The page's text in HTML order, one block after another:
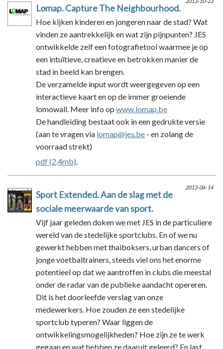
Lomap. Capture The Neighbourhood.
Hoe kijken kinderen en jongeren naar de stad? Wat
vinden ze aantrekkelijk en wat zijn pijnpunten? JES
ontwikkelde zelf een fotografietool waarmee je op
een intuïtieve, creatieve en betrokken manier de
stad in beeld kan brengen.
De verzamelde input wordt weergegeven op een
interactieve kaart en op de immer groeiende
lomowall. Meer info opwww.lomap.be
De handleiding bestaat ook in een gedrukte versie
(aan te vragen via lomap@jes.be - en zolang de
voorraad strekt)
pdf (2,4mb).
2013-06-14
Sport Extended. Aan de slag met de
sociale meerwaarde van sport.
Vijf jaar geleden doken we met JES in de particuliere
wereld van de stedelijke sportclubs. En of we nu
gewerkt hebben met thaiboksers, urban dancers of
jonge voetbaltrainers, steeds viel ons het enorme
potentieel op dat we aantroffen in clubs die meestal
onder de radar van de publieke aandacht opereren.
Dit is het doorleefde verslag van onze
medewerkers. Hoe zouden ze een stedelijke
sportclub typeren? Waar liggen de
ontwikkelingsmogelijkheden? Hoe zijn ze te werk
gegaan en wat hebben ze daaruit geleerd? En last